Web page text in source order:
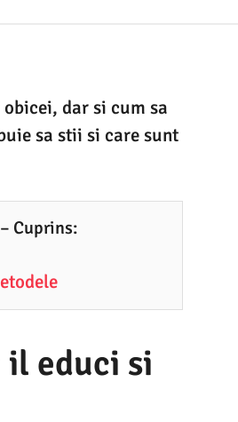
dar si cum sa
sa stii si care sunt
Cuprins:
il educi si